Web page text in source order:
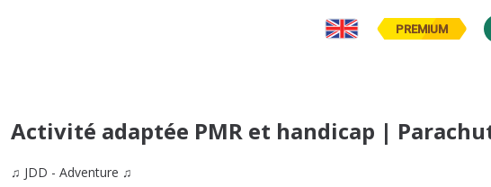
PREMIUM
Activité adaptée PMR et handicap |
♫ JDD - Adventure ♫